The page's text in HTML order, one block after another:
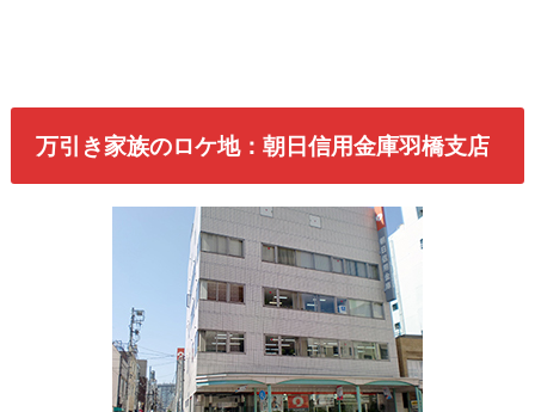
万引き家族のロケ地：朝日信用金庫羽橋支店